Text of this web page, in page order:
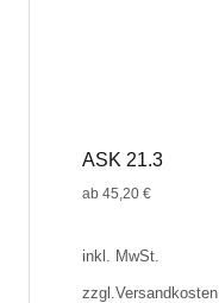
gewählt
werden
ASK 21.3
ab 45,20 €
inkl. MwSt.
zzgl.Versandkosten